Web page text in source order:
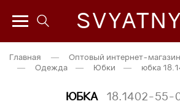
Главная — Оптовый интернет-магазин
—
Одежда — Юбки — юбка
ЮБКА 18.1402-55-